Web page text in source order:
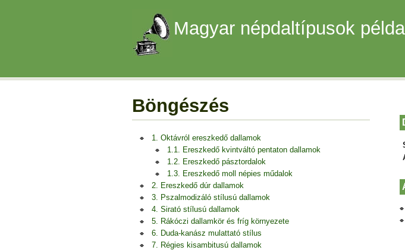
Magyar népdaltípusok
Böngészés
1. Oktávról ereszkedő dallamok
1.1. Ereszkedő kvintváltó pentaton dallamok
1.2. Ereszkedő pásztordalok
1.3. Ereszkedő moll népies műdalok
2. Ereszkedő dúr dallamok
3. Pszalmodizáló stílusú dallamok
4. Sirató stílusú dallamok
5. Rákóczi dallamkör és fríg környezete
6. Duda-kanász mulattató stílus
7. Régies kisambitusú dallamok